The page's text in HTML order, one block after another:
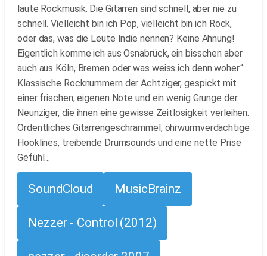
laute Rockmusik. Die Gitarren sind schnell, aber nie zu
schnell. Vielleicht bin ich Pop, vielleicht bin ich Rock,
oder das, was die Leute Indie nennen? Keine Ahnung!
Eigentlich komme ich aus Osnabrück, ein bisschen aber
auch aus Köln, Bremen oder was weiss ich denn woher.“
Klassische Rocknummern der Achtziger, gespickt mit
einer frischen, eigenen Note und ein wenig Grunge der
Neunziger, die ihnen eine gewisse Zeitlosigkeit verleihen.
Ordentliches Gitarrengeschrammel, ohrwurmverdächtige
Hooklines, treibende Drumsounds und eine nette Prise
Gefühl…
SoundCloud MusicBrainz
Nezzer - Control (2012)